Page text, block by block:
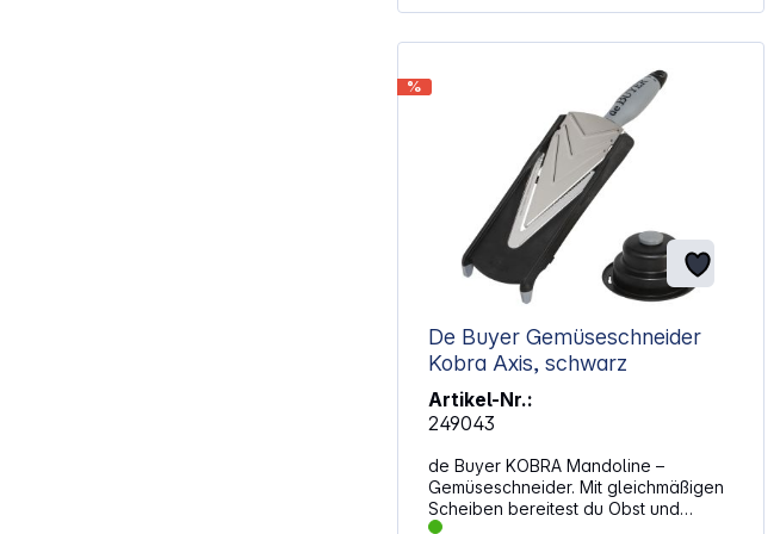
%
De Buyer Gemüseschneider
Kobra Axis, schwarz
Artikel-Nr.:
249043
de Buyer KOBRA Mandoline –
Gemüseschneider. Mit gleichmäßigen
Scheiben bereitest du Obst und